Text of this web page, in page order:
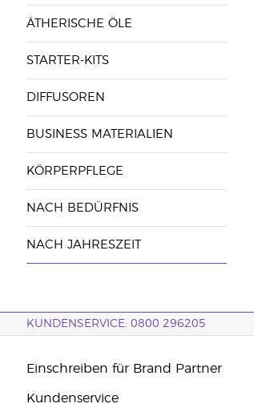
ÄTHERISCHE ÖLE
STARTER-KITS
DIFFUSOREN
BUSINESS MATERIALIEN
KÖRPERPFLEGE
NACH BEDÜRFNIS
NACH JAHRESZEIT
KUNDENSERVICE: 0800 296205
Einschreiben für Brand Partner
Kundenservice